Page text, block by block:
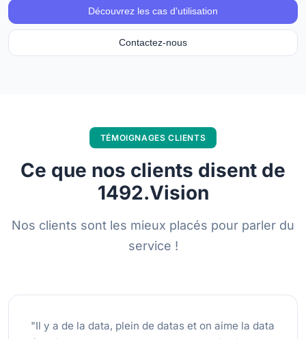
Découvrez les cas d'utilisation
Contactez-nous
TÉMOIGNAGES CLIENTS
Ce que nos clients disent de
1492.Vision
Nos clients sont les mieux placés pour parler du
service !
"Il y a de la data, plein de datas et on aime la data